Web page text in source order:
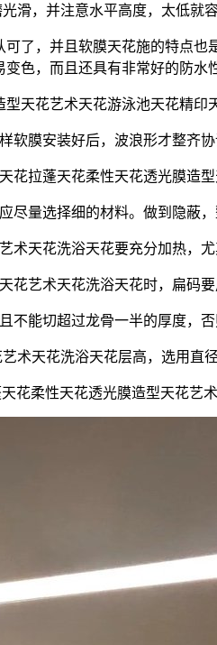
滑，并注意水平高度，太低就
了，并且软膜天花施的特点
色，而且还具有非常好的防水
天花艺术天花游泳池天花精印
软膜安装好后，波浪形才整齐协
拉蓬天花柔性天花透光膜造
量选择细的材料。做到隐蔽
术天花洗浴天花要充分加热，
艺术天花洗浴天花时，扁码
能切超过龙骨一半的厚度，否
术天花洗浴天花层高，选用直
花柔性天花透光膜造型天花艺